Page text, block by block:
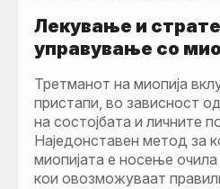
Лекување и
управување со
Третманот на миопија
пристапи, во зависност
на состојбата и личните
Наједонставен метод за
миопијата е носење
кои овозможуваат